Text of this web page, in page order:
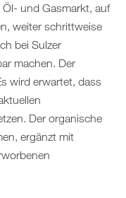
und Gasmarkt, auf
weiter schrittweise
bei Sulzer
machen. Der
wird erwartet, dass
Der organische
ergänzt mit